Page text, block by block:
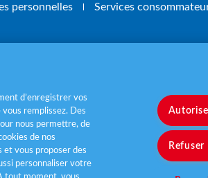
personnelles Services
et légumes par jour
d’enregistrer vos
remplissez. Des
nous permettre, de
de nos
vous proposer des
personnaliser votre
Refuser